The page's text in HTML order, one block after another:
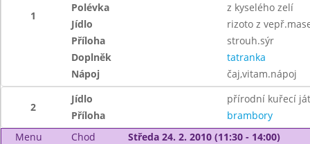
1
Polévka
z kyselého zelí
Jídlo
rizoto z
Příloha
strouh.sýr
Doplněk
tatranka
Nápoj
čaj,vitam.nápoj
2
Jídlo
přírodní kuřecí
Příloha
brambory
Menu
Chod Středa 24. 2. 2010 (11:30 - 14:00)